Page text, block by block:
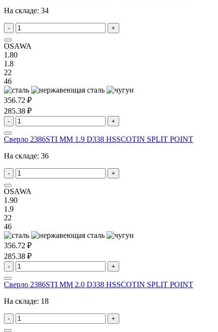
На складе: 34
- +
OSAWA
1.80
1.8
22
46
356.72 ₽
285.38 ₽
- +
Сверло 2386STI MM 1.9 D338 HSSCOTIN SPLIT POINT
На складе: 36
- +
OSAWA
1.90
1.9
22
46
356.72 ₽
285.38 ₽
- +
Сверло 2386STI MM 2.0 D338 HSSCOTIN SPLIT POINT
На складе: 18
- +